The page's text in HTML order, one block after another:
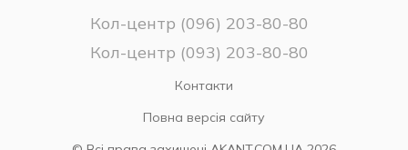
Кол-центр (096) 203-80-80
Кол-центр (093) 203-80-80
Контакти
Повна версія сайту